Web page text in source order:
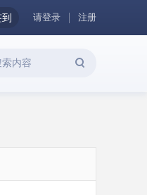
请登录 注册